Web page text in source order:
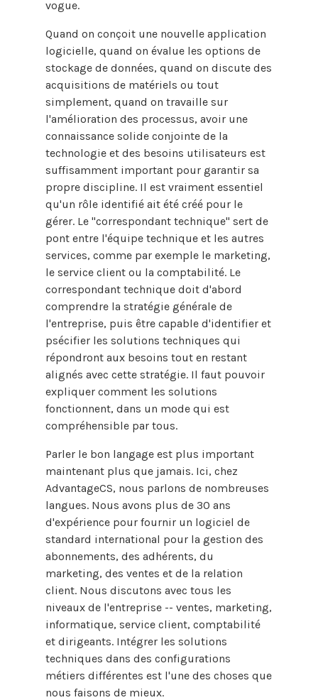
vogue.
Quand on conçoit une nouvelle application
logicielle, quand on évalue les options de
stockage de données, quand on discute des
acquisitions de matériels ou tout
simplement, quand on travaille sur
l'amélioration des processus, avoir une
connaissance solide conjointe de la
technologie et des besoins utilisateurs est
suffisamment important pour garantir sa
propre discipline. Il est vraiment essentiel
qu'un rôle identifié ait été créé pour le
gérer. Le "correspondant technique" sert de
pont entre l'équipe technique et les autres
services, comme par exemple le marketing,
le service client ou la comptabilité. Le
correspondant technique doit d'abord
comprendre la stratégie générale de
l'entreprise, puis être capable d'identifier et
psécifier les solutions techniques qui
répondront aux besoins tout en restant
alignés avec cette stratégie. Il faut pouvoir
expliquer comment les solutions
fonctionnent, dans un mode qui est
compréhensible par tous.
Parler le bon langage est plus important
maintenant plus que jamais. Ici, chez
AdvantageCS, nous parlons de nombreuses
langues. Nous avons plus de 30 ans
d'expérience pour fournir un logiciel de
standard international pour la gestion des
abonnements, des adhérents, du
marketing, des ventes et de la relation
client. Nous discutons avec tous les
niveaux de l'entreprise -- ventes, marketing,
informatique, service client, comptabilité
et dirigeants. Intégrer les solutions
techniques dans des configurations
métiers différentes est l'une des choses que
nous faisons de mieux.